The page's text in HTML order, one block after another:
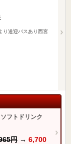
送迎バスあり西宮
フトドリンク
円 → 6,700